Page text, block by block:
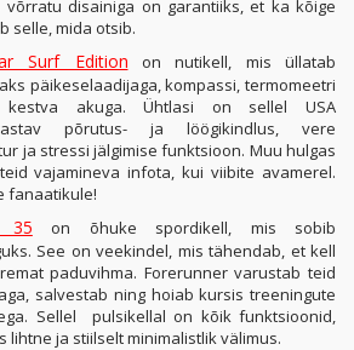
võrratu disainiga on garantiiks, et ka kõige
selle, mida otsib.
Surf Edition on nutikell, mis üllatab
päikeselaadijaga, kompassi, termomeetri
akuga. Ühtlasi on sellel USA
põrutus- ja löögikindlus, vere
ja stressi jälgimise funktsioon. Muu hulgas
vajamineva infota, kui viibite avamerel.
fanaatikule!
35 on õhuke spordikell, mis sobib
See on veekindel, mis tähendab, et kell
paduvihma. Forerunner varustab teid
salvestab ning hoiab kursis treeningute
Sellel pulsikellal on kõik funktsioonid,
lihtne ja stiilselt minimalistlik välimus.